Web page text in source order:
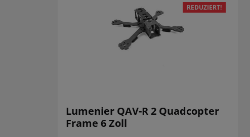
REDUZIERT!
Lumenier QAV-R 2 Quadcopter
Frame 6 Zoll